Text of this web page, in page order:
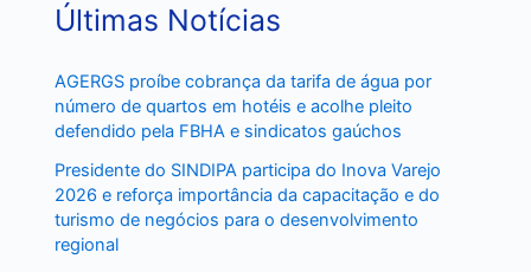
Últimas Notícias
AGERGS proíbe cobrança da tarifa de água por
número de quartos em hotéis e acolhe pleito
defendido pela FBHA e sindicatos gaúchos
Presidente do SINDIPA participa do Inova Varejo
2026 e reforça importância da capacitação e do
turismo de negócios para o desenvolvimento
regional